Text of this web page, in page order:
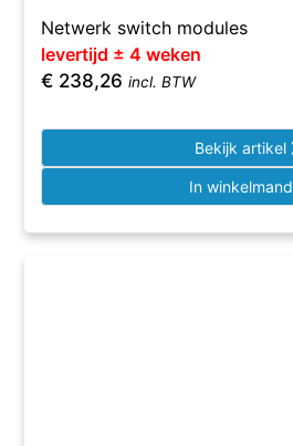
Netwerk switch modules
levertijd ± 4 weken
€ 238,26 incl. BTW
Bekijk artikel
In winkelmand